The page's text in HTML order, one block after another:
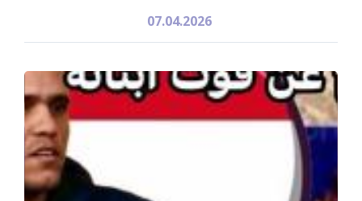
07.04.2026